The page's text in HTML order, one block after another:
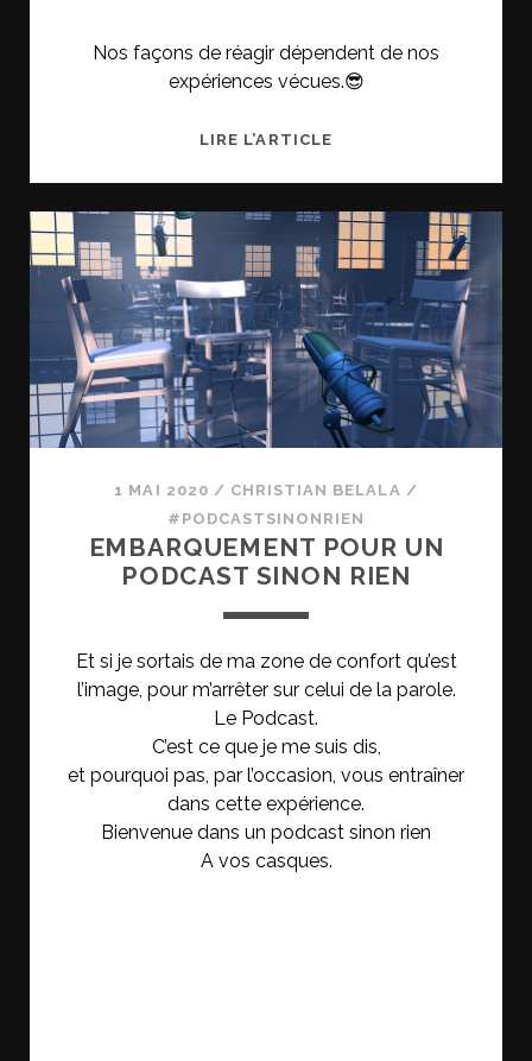
Nos façons de réagir dépendent de nos
expériences vécues.😎
LIRE L’ARTICLELES
1 MAI 2020 / CHRISTIAN BELALA /
#PODCASTSINONRIEN
EMBARQUEMENT POUR UN
PODCAST SINON RIEN
Et si je sortais de ma zone de confort qu’est
l’image, pour m’arrêter sur celui de la parole.
Le Podcast.
C’est ce que je me suis dis,
et pourquoi pas, par l’occasion, vous entraîner
dans cette expérience.
Bienvenue dans un podcast sinon rien
A vos casques.